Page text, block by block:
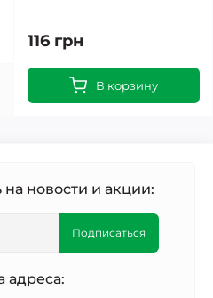
116 грн
В корзину
новости и акции:
Подписаться
адреса: